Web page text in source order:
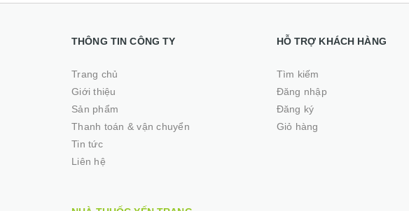
THÔNG TIN CÔNG TY
Trang chủ
Giới thiệu
Sản phẩm
Thanh toán & vận chuyển
Tin tức
Liên hệ
HỖ TRỢ KHÁCH HÀNG
Tìm kiếm
Đăng nhập
Đăng ký
Giỏ hàng